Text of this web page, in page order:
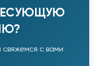
с вами